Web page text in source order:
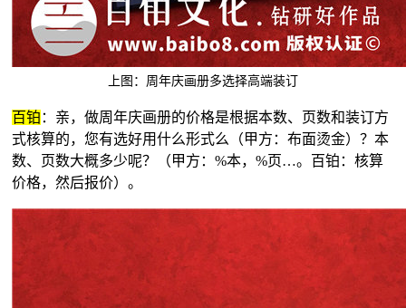
上图：周年庆画册多选择高端装订
百铂 ：亲，做周年庆画册的价格是根据本数、页数和装订方
式核算的，您有选好用什么形式么（甲方：布面烫金）？本
数、页数大概多少呢？（甲方：%本，%页…。百铂：核算
价格，然后报价）。